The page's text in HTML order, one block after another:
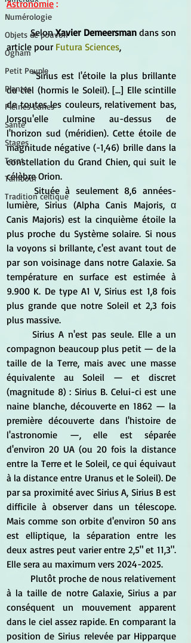
Numérologie
Objets de pouvoir
Ogham
Petit Peuple
Plantes
Pleines Lunes
Santé
Stages
Tarot
Tambour
Tradition celtique
Astronomie :
	Selon
Xavier Demeersman dans son
article pour Futura Sciences,
	"Sirius est l'étoile la plus brillante
du ciel (hormis le Soleil). [...] Elle scintille
de toutes les couleurs, relativement bas,
lorsqu'elle culmine au-dessus de
l'horizon sud (méridien). Cette étoile de
magnitude négative (-1,46) brille dans la
constellation du Grand Chien, qui suit le
célèbre Orion.
lumière, Sirius (Alpha Canis Majoris, α
Canis Majoris) est la cinquième étoile la
plus proche du Système solaire. Si nous
la voyons si brillante, c'est avant tout de
par son voisinage dans notre Galaxie. Sa
température en surface est estimée à
9.900 K. De type A1 V, Sirius est 1,8 fois
plus grande que notre Soleil et 2,3 fois
plus massive.
compagnon beaucoup plus petit — de la
taille de la Terre, mais avec une masse
équivalente au Soleil — et discret
(magnitude 8) : Sirius B. Celui-ci est une
naine blanche, découverte en 1862 — la
première découverte dans l'histoire de
l'astronomie —, elle est séparée
d'environ 20 UA (ou 20 fois la distance
entre la Terre et le Soleil, ce qui équivaut
à la distance entre Uranus et le Soleil). De
par sa proximité avec Sirius A, Sirius B est
difficile à observer dans un télescope.
Mais comme son orbite d'environ 50 ans
est elliptique, la séparation entre les
deux astres peut varier entre 2,5" et 11,3".
Elle sera au maximum vers 2024-2025.
à la taille de notre Galaxie, Sirius a par
conséquent un mouvement apparent
dans le ciel assez rapide. En comparant la
position de Sirius relevée par Hipparque